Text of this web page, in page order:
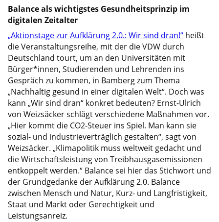
Balance als wichtigstes Gesundheitsprinzip im
digitalen Zeitalter
„Aktionstage zur Aufklärung 2.0.: Wir sind dran!“heißt
die Veranstaltungsreihe, mit der die VDW durch
Deutschland tourt, um an den Universitäten mit
Bürger*innen, Studierenden und Lehrenden ins
Gespräch zu kommen, in Bamberg zum Thema
„Nachhaltig gesund in einer digitalen Welt“. Doch was
kann „Wir sind dran“ konkret bedeuten? Ernst-Ulrich
von Weizsäcker schlägt verschiedene Maßnahmen vor.
„Hier kommt die CO2-Steuer ins Spiel. Man kann sie
sozial- und industrieverträglich gestalten“, sagt von
Weizsäcker. „Klimapolitik muss weltweit gedacht und
die Wirtschaftsleistung von Treibhausgasemissionen
entkoppelt werden.“ Balance sei hier das Stichwort und
der Grundgedanke der Aufklärung 2.0. Balance
zwischen Mensch und Natur, Kurz- und Langfristigkeit,
Staat und Markt oder Gerechtigkeit und
Leistungsanreiz.